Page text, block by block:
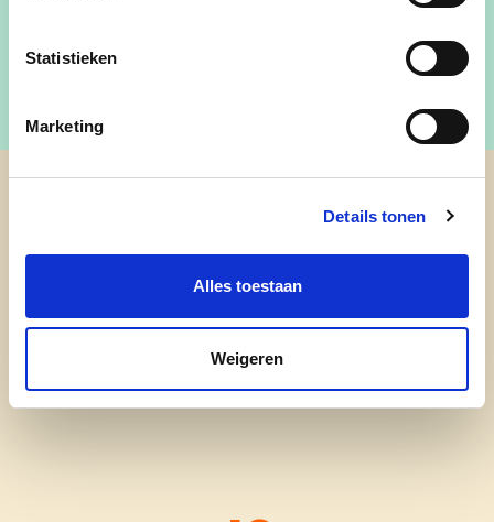
Statistieken
Marketing
Details tonen
Alles toestaan
Weigeren
onze mensen